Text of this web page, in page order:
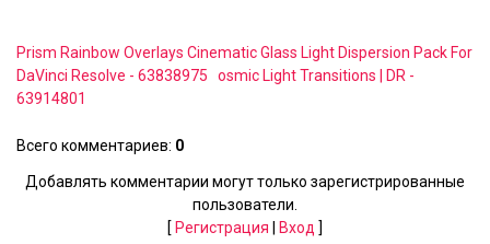
Prism Rainbow Overlays Cinematic Glass Light Dispersion Pack For
DaVinci Resolve - 63838975
osmic Light Transitions | DR -
63914801
Всего комментариев: 0
Добавлять комментарии могут только зарегистрированные
пользователи.
[ Регистрация Вход ]